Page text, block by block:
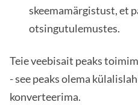
skeemamärgistust, et
otsingutulemustes.
Teie veebisait peaks
- see peaks olema
konverteerima.